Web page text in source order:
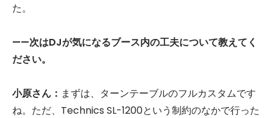
た。
——次はDJが気になるブース内の工夫について教えてく
ださい。
小原さん： まずは、ターンテーブルのフルカスタムです
ね。ただ、Technics SL-1200という制約のなかで行った